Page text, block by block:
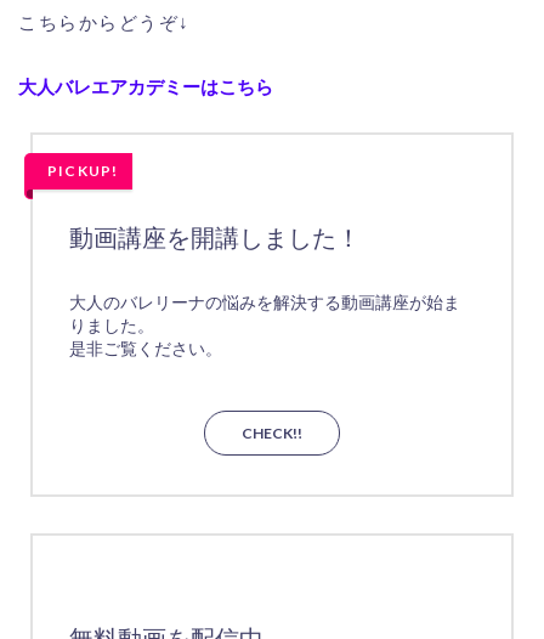
こちらからどうぞ↓
大人バレエアカデミーはこちら
PICKUP!
動画講座を開講しました！
大人のバレリーナの悩みを解決する動画講座が始ま
りました。
是非ご覧ください。
CHECK!!